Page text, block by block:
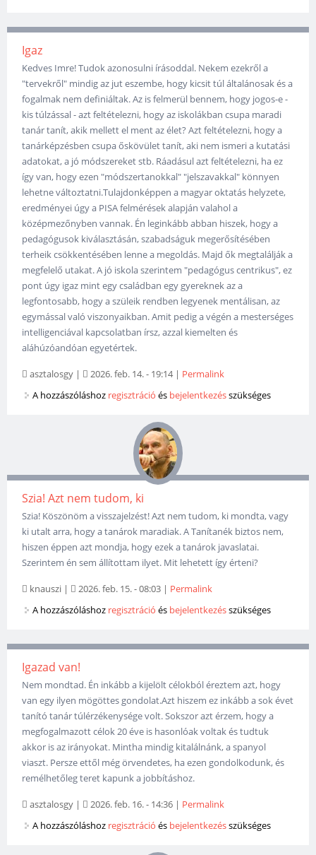
Igaz
Kedves Imre! Tudok azonosulni írásoddal. Nekem ezekről a
"tervekről" mindig az jut eszembe, hogy kicsit túl általánosak és a
fogalmak nem definiáltak. Az is felmerül bennem, hogy jogos-e -
kis túlzással - azt feltételezni, hogy az iskolákban csupa maradi
tanár tanít, akik mellett el ment az élet? Azt feltételezni, hogy a
tanárképzésben csupa őskövület tanít, aki nem ismeri a kutatási
adatokat, a jó módszereket stb. Ráadásul azt feltételezni, ha ez
így van, hogy ezen "módszertanokkal" "jelszavakkal" könnyen
lehetne változtatni.Tulajdonképpen a magyar oktatás helyzete,
eredményei úgy a PISA felmérések alapján valahol a
középmezőnyben vannak. Én leginkább abban hiszek, hogy a
pedagógusok kiválasztásán, szabadságuk megerősítésében
terheik csökkentésében lenne a megoldás. Majd ők megtalálják a
megfelelő utakat. A jó iskola szerintem "pedagógus centrikus", ez
pont úgy igaz mint egy családban egy gyereknek az a
legfontosabb, hogy a szüleik rendben legyenek mentálisan, az
egymással való viszonyaikban. Amit pedig a végén a mesterséges
intelligenciával kapcsolatban írsz, azzal kiemelten és
aláhúzóandóan egyetértek.
asztalosgy | 2026. feb. 14. - 19:14| Permalink
A hozzászóláshoz regisztráció és bejelentkezésszükséges
Szia! Azt nem tudom, ki
Szia! Köszönöm a visszajelzést! Azt nem tudom, ki mondta, vagy
ki utalt arra, hogy a tanárok maradiak. A Tanítanék biztos nem,
hiszen éppen azt mondja, hogy ezek a tanárok javaslatai.
Szerintem én sem állítottam ilyet. Mit lehetett így érteni?
knauszi | 2026. feb. 15. - 08:03 | Permalink
A hozzászóláshoz regisztráció és bejelentkezésszükséges
Igazad van!
Nem mondtad. Én inkább a kijelölt célokból éreztem azt, hogy
van egy ilyen mögöttes gondolat.Azt hiszem ez inkább a sok évet
tanító tanár túlérzékenysége volt. Sokszor azt érzem, hogy a
megfogalmazott célok 20 éve is hasonlóak voltak és tudtuk
akkor is az irányokat. Mintha mindig kitalálnánk, a spanyol
viaszt. Persze ettől még örvendetes, ha ezen gondolkodunk, és
remélhetőleg teret kapunk a jobbításhoz.
asztalosgy | 2026. feb. 16. - 14:36 | Permalink
A hozzászóláshoz regisztráció és bejelentkezésszükséges